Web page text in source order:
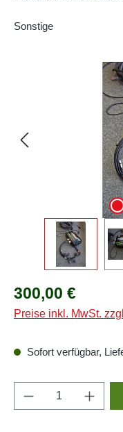
Sonstige
Bildergalerie
Regulärer Preis:
300,00 €
Preise inkl. MwSt.
Sofort verfügbar,
Produkt